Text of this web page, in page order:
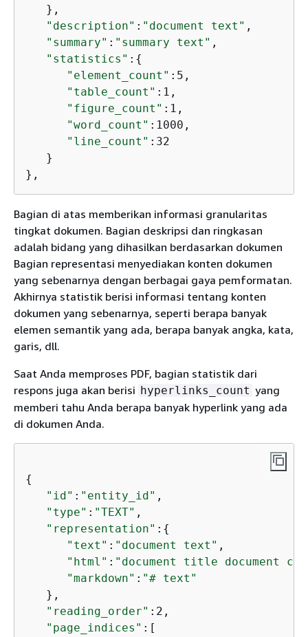
   },
"description" : "document text" ,
"summary" : "summary text" ,
"statistics" : {
"element_count" :5,
"table_count" :1,
"figure_count" :1,
"word_count" :1000,
"line_count" :32
   }
},
Bagian di atas memberikan informasi granularitas
tingkat dokumen. Bagian deskripsi dan ringkasan
adalah bidang yang dihasilkan berdasarkan dokumen
Bagian representasi menyediakan konten dokumen
yang sebenarnya dengan berbagai gaya pemformatan.
Akhirnya statistik berisi informasi tentang konten
dokumen yang sebenarnya, seperti berapa banyak
elemen semantik yang ada, berapa banyak angka, kata,
garis, dll.
Saat Anda memproses PDF, bagian statistik dari
respons juga akan berisi hyperlinks_count yang
memberi tahu Anda berapa banyak hyperlink yang ada
di dokumen Anda.
{
"id" : "entity_id" ,
"type" : "TEXT" ,
"representation" : {
"text" : "document text" ,
"html" : "document title document
"markdown" : "# text"
   },
"reading_order" :2,
"page_indices" :[